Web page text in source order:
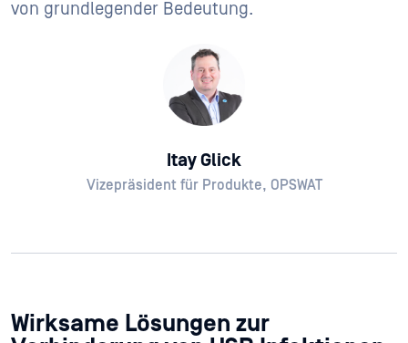
von grundlegender Bedeutung.
Itay Glick
Vizepräsident für Produkte, OPSWAT
Wirksame Lösungen zur